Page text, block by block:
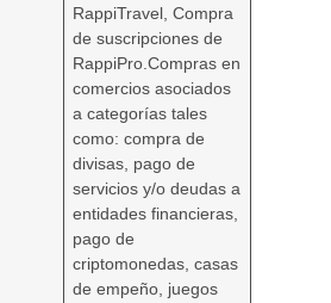
RappiTravel, Compra
de suscripciones de
RappiPro.Compras en
comercios asociados
a categorías tales
como: compra de
divisas, pago de
servicios y/o deudas a
entidades financieras,
pago de
criptomonedas, casas
de empeño, juegos